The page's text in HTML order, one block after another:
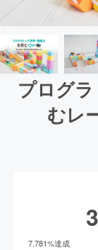
プログ
むレ
7,781%達成